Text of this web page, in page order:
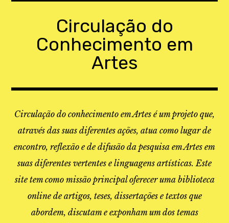
Circulação do
Conhecimento em
Artes
Circulação do conhecimento em Artes é um projeto que,
através das suas diferentes ações, atua como lugar de
encontro, reflexão e de difusão da pesquisa em Artes em
suas diferentes vertentes e linguagens artísticas. Este
site tem como missão principal oferecer uma biblioteca
online de artigos, teses, dissertações e textos que
abordem, discutam e exponham um dos temas